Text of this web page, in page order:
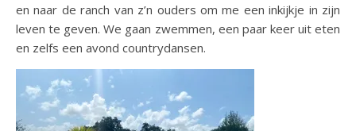
en naar de ranch van z’n ouders om me een inkijkje in zijn
leven te geven. We gaan zwemmen, een paar keer uit eten
en zelfs een avond countrydansen.